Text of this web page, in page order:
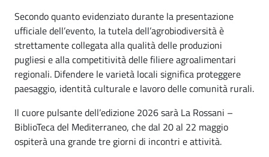
Secondo quanto evidenziato durante la presentazione
ufficiale dell’evento, la tutela dell’agrobiodiversità è
strettamente collegata alla qualità delle produzioni
pugliesi e alla competitività delle filiere agroalimentari
regionali. Difendere le varietà locali significa proteggere
paesaggio, identità culturale e lavoro delle comunità rurali.
Il cuore pulsante dell’edizione 2026 sarà La Rossani –
BiblioTeca del Mediterraneo, che dal 20 al 22 maggio
ospiterà una grande tre giorni di incontri e attività.